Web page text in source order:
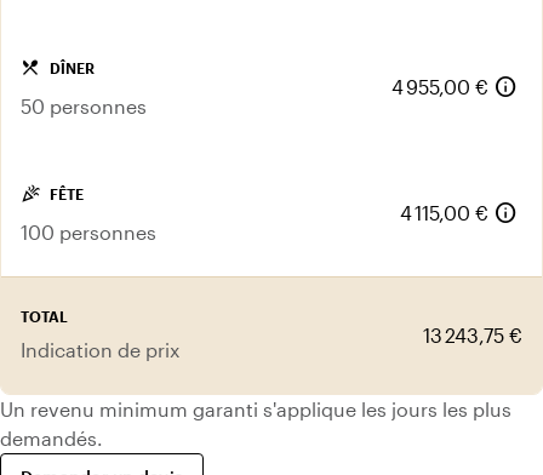
local_dining DÎNER
50 personnes
4 955,00 € info
celebration FÊTE
100 personnes
4 115,00 € info
TOTAL
Indication de prix
13 243,75 €
Un revenu minimum garanti s'applique les jours les plus
demandés.